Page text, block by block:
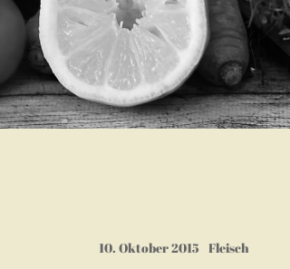
10. Oktober 2015 Fleisch